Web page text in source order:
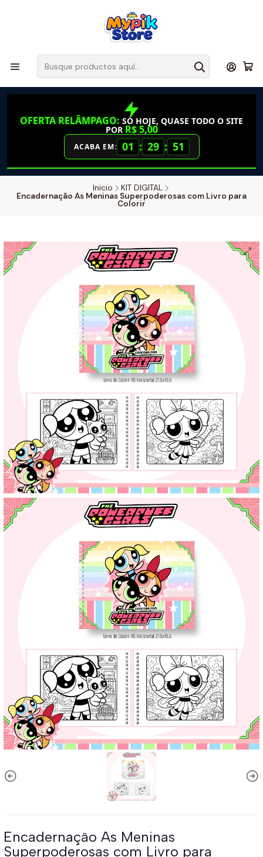
OFERTA RELÂMPAGO: SÓ HOJE, QUASE TODO O SITE
POR R$ 5,00
ACABA EM: 01 : 29 : 50
Inicio
KIT DIGITAL
Encadernação As Meninas Superpoderosas com Livro para
Colorir
Encadernação As Meninas
Superpoderosas com Livro para